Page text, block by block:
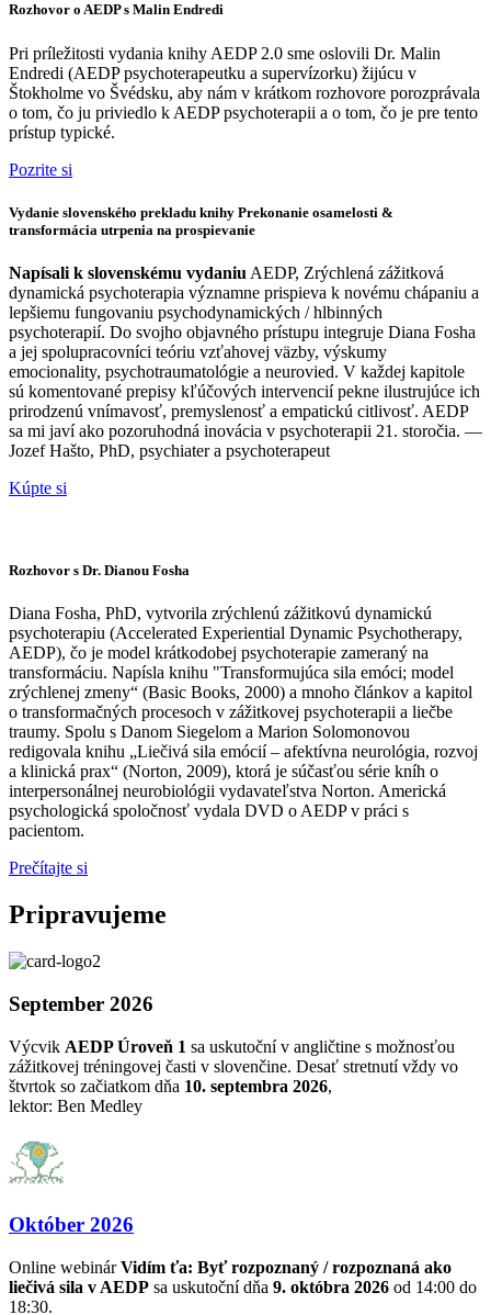
Rozhovor o AEDP s Malin Endredi
Pri príležitosti vydania knihy AEDP 2.0 sme oslovili Dr. Malin
Endredi (AEDP psychoterapeutku a supervízorku) žijúcu v
Štokholme vo Švédsku, aby nám v krátkom rozhovore porozprávala
o tom, čo ju priviedlo k AEDP psychoterapii a o tom, čo je pre tento
prístup typické.
Pozrite si
Vydanie slovenského prekladu knihy Prekonanie osamelosti &
transformácia utrpenia na prospievanie
Napísali k slovenskému vydaniu AEDP, Zrýchlená zážitková
dynamická psychoterapia významne prispieva k novému chápaniu a
lepšiemu fungovaniu psychodynamických / hlbinných
psychoterapií. Do svojho objavného prístupu integruje Diana Fosha
a jej spolupracovníci teóriu vzťahovej väzby, výskumy
emocionality, psychotraumatológie a neurovied. V každej kapitole
sú komentované prepisy kľúčových intervencií pekne ilustrujúce ich
prirodzenú vnímavosť, premyslenosť a empatickú citlivosť. AEDP
sa mi javí ako pozoruhodná inovácia v psychoterapii 21. storočia. —
Jozef Hašto, PhD, psychiater a psychoterapeut
Kúpte si
Rozhovor s Dr. Dianou Fosha
Diana Fosha, PhD, vytvorila zrýchlenú zážitkovú dynamickú
psychoterapiu (Accelerated Experiential Dynamic Psychotherapy,
AEDP), čo je model krátkodobej psychoterapie zameraný na
transformáciu. Napísla knihu "Transformujúca sila emóci; model
zrýchlenej zmeny“ (Basic Books, 2000) a mnoho článkov a kapitol
o transformačných procesoch v zážitkovej psychoterapii a liečbe
traumy. Spolu s Danom Siegelom a Marion Solomonovou
redigovala knihu „Liečivá sila emócií – afektívna neurológia, rozvoj
a klinická prax“ (Norton, 2009), ktorá je súčasťou série kníh o
interpersonálnej neurobiológii vydavateľstva Norton. Americká
psychologická spoločnosť vydala DVD o AEDP v práci s
pacientom.
Prečítajte si
Pripravujeme
September 2026
Výcvik AEDP Úroveň 1 sa uskutoční v angličtine s možnosťou
zážitkovej tréningovej časti v slovenčine. Desať stretnutí vždy vo
štvrtok so začiatkom dňa 10. septembra 2026,
lektor: Ben Medley
Október 2026
Online webinárVidím ťa: Byť rozpoznaný / rozpoznaná ako
liečivá sila v AEDP sa uskutoční dňa 9. októbra 2026 od 14:00 do
18:30.